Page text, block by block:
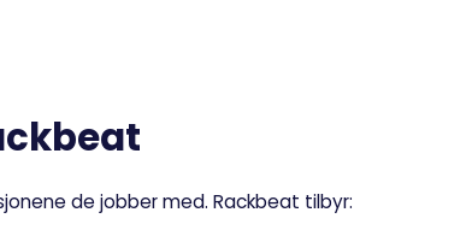
de jobber med. Rackbeat tilbyr: